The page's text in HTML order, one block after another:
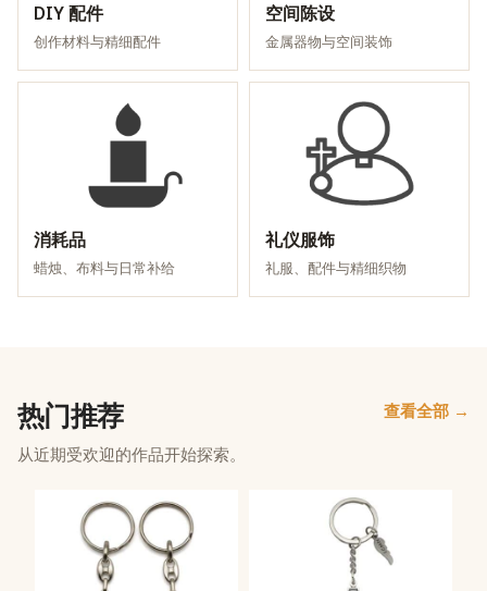
DIY 配件
创作材料与精细配件
空间陈设
金属器物与空间装饰
消耗品
蜡烛、布料与日常补给
礼仪服饰
礼服、配件与精细织物
热门推荐
从近期受欢迎的作品开始探索。
查看全部 →